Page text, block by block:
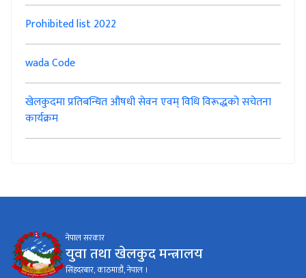
Prohibited list 2022
wada Code
खेलकुदमा प्रतिबन्धित औषधी सेवन एवम् विधि विरूद्धको सचेतना
कार्यक्रम
नेपाल सरकार
युवा तथा खेलकुद मन्त्रालय
सिंहदरबार, काठमाडौं, नेपाल ।